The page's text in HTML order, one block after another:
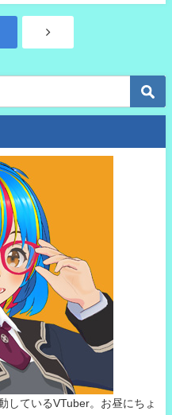
しているVTuber。お昼にちょ